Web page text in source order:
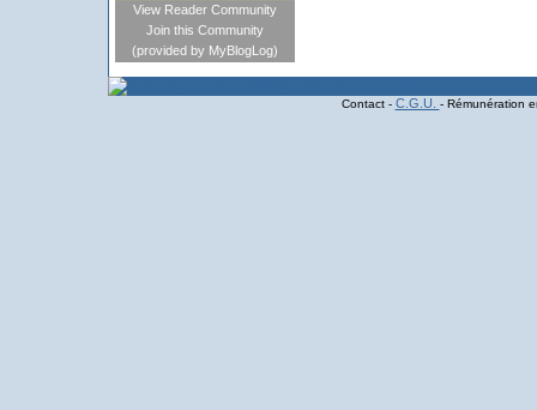
View Reader Community
Join this Community
(provided by MyBlogLog)
Contact - C.G.U. - Rémunération